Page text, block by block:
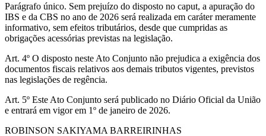
Parágrafo único. Sem prejuízo do disposto no caput, a apuração do
IBS e da CBS no ano de 2026 será realizada em caráter meramente
informativo, sem efeitos tributários, desde que cumpridas as
obrigações acessórias previstas na legislação.
Art. 4º O disposto neste Ato Conjunto não prejudica a exigência dos
documentos fiscais relativos aos demais tributos vigentes, previstos
nas legislações de regência.
Art. 5º Este Ato Conjunto será publicado no Diário Oficial da União
e entrará em vigor em 1º de janeiro de 2026.
ROBINSON SAKIYAMA BARREIRINHAS